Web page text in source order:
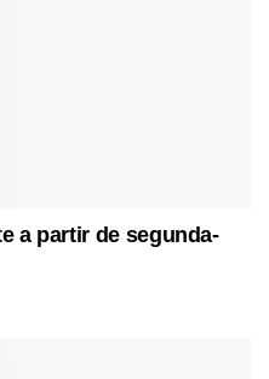
a partir de segunda-